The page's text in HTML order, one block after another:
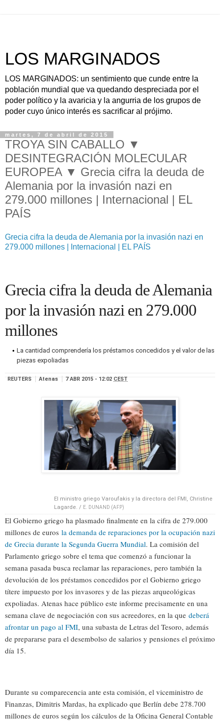
LOS MARGINADOS
LOS MARGINADOS: un sentimiento que cunde entre la
población mundial que va quedando despreciada por el
poder político y la avaricia y la angurria de los grupos de
poder cuyo único interés es sacrificar al prójimo.
martes, 7 de abril de 2015
TROYA SIN CABALLO ▼
DESINTEGRACIÓN MOLECULAR
EUROPEA ▼ Grecia cifra la deuda de
Alemania por la invasión nazi en
279.000 millones | Internacional | EL
PAÍS
Grecia cifra la deuda de Alemania por la invasión nazi en
279.000 millones | Internacional | EL PAÍS
Grecia cifra la deuda de Alemania
por la invasión nazi en 279.000
millones
La cantidad comprendería los préstamos concedidos y el valor de las
piezas expoliadas
REUTERS Atenas 7 ABR 2015 - 12:02 CEST
El ministro griego Varoufakis y la directora del FMI, Christine
Lagarde. / E. DUNAND (AFP)
El Gobierno griego ha plasmado finalmente en la cifra de 279.000
millones de euros la demanda de reparaciones por la ocupación nazi
de Grecia durante la Segunda Guerra Mundial. La comisión del
Parlamento griego sobre el tema que comenzó a funcionar la
semana pasada busca reclamar las reparaciones, pero también la
devolución de los préstamos concedidos por el Gobierno griego
títere impuesto por los invasores y de las piezas arqueológicas
expoliadas. Atenas hace público este informe precisamente en una
semana clave de negociación con sus acreedores, en la que deberá
afrontar un pago al FMI, una subasta de Letras del Tesoro, además
de prepararse para el desembolso de salarios y pensiones el próximo
día 15.
Durante su comparecencia ante esta comisión, el viceministro de
Finanzas, Dimitris Mardas, ha explicado que Berlín debe 278.700
millones de euros según los cálculos de la Oficina General Contable